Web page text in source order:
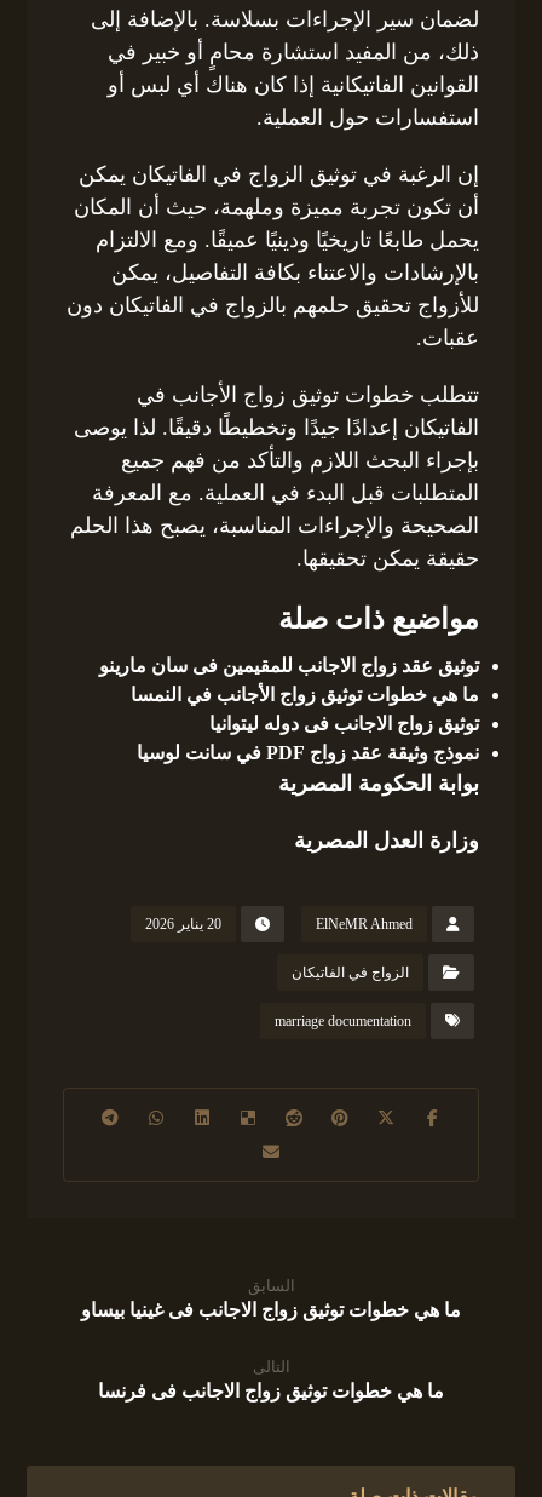
لضمان سير الإجراءات بسلاسة. بالإضافة إلى
ذلك، من المفيد استشارة محامٍ أو خبير في
القوانين الفاتيكانية إذا كان هناك أي لبس أو
استفسارات حول العملية.
إن الرغبة في توثيق الزواج في الفاتيكان يمكن
أن تكون تجربة مميزة وملهمة، حيث أن المكان
يحمل طابعًا تاريخيًا ودينيًا عميقًا. ومع الالتزام
بالإرشادات والاعتناء بكافة التفاصيل، يمكن
للأزواج تحقيق حلمهم بالزواج في الفاتيكان دون
عقبات.
تتطلب خطوات توثيق زواج الأجانب في
الفاتيكان إعدادًا جيدًا وتخطيطًا دقيقًا. لذا يوصى
بإجراء البحث اللازم والتأكد من فهم جميع
المتطلبات قبل البدء في العملية. مع المعرفة
الصحيحة والإجراءات المناسبة، يصبح هذا الحلم
حقيقة يمكن تحقيقها.
مواضيع ذات صلة
توثيق عقد زواج الاجانب للمقيمين فى سان مارينو
ما هي خطوات توثيق زواج الأجانب في النمسا
توثيق زواج الاجانب فى دوله ليتوانيا
نموذج وثيقة عقد زواج PDF في سانت لوسيا
بوابة الحكومة المصرية
وزارة العدل المصرية
ElNeMR Ahmed 20 يناير 2026
الزواج في الفاتيكان
marriage documentation
السابق
ما هي خطوات توثيق زواج الاجانب فى غينيا بيساو
التالى
ما هي خطوات توثيق زواج الاجانب فى فرنسا